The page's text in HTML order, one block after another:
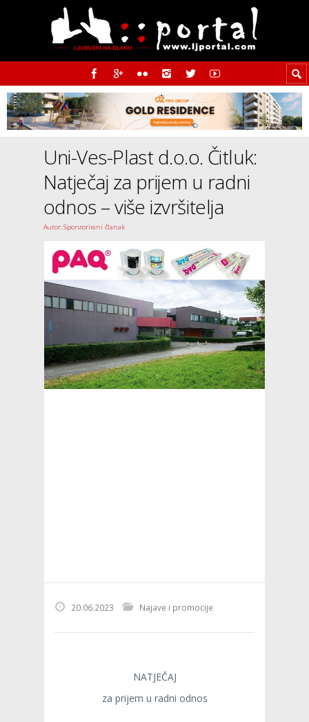
Uni-Ves-Plast d.o.o. Čitluk:
Natječaj za prijem u radni
odnos – više izvršitelja
Autor: Sponzorirani članak
20.06.2023 Najave i promocije
NATJEČAJ
za prijem u radni odnos